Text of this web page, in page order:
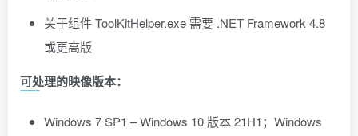
关于组件 ToolKitHelper.exe 需要 .NET Framework 4.8
或更高版
可处理的映像版本：
Windows 7 SP1 – Windows 10 版本 21H1；Windows